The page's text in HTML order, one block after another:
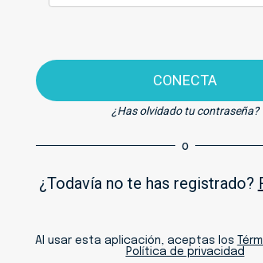
CONECTA
¿Has olvidado tu contraseña?
o
¿Todavía no te has registrado?
Al usar esta aplicación, aceptas los
Política de privacidad